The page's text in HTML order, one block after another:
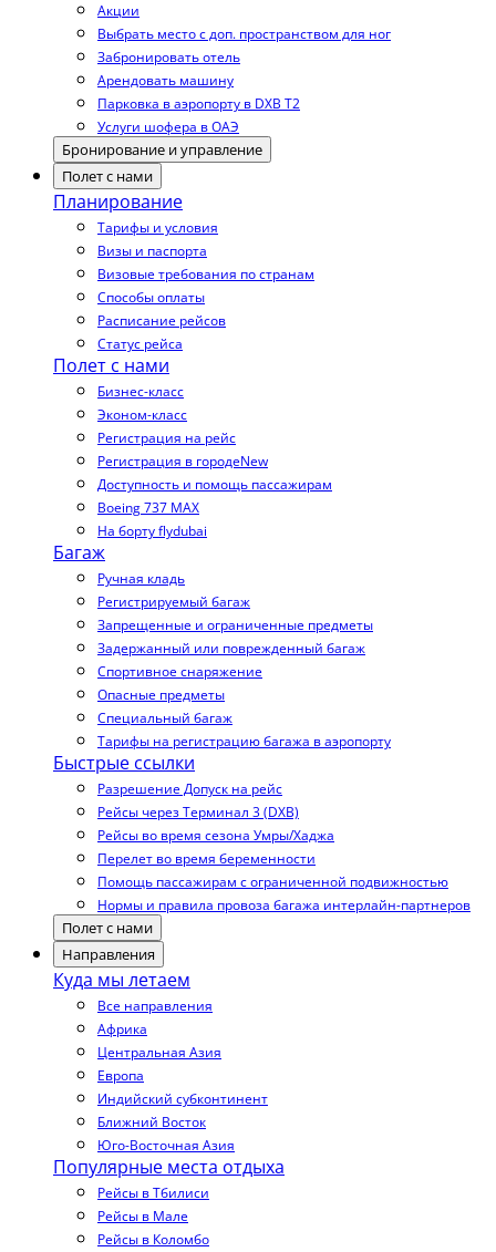
Акции
Выбрать место с доп. пространством для ног
Забронировать отель
Арендовать машину
Парковка в аэропорту в DXB T2
Услуги шофера в ОАЭ
Бронирование и управление
Полет с нами
Планирование
Тарифы и условия
Визы и паспорта
Визовые требования по странам
Способы оплаты
Расписание рейсов
Статус рейса
Полет с нами
Бизнес-класс
Эконом-класс
Регистрация на рейс
Регистрация в городеNew
Доступность и помощь пассажирам
Boeing 737 MAX
На борту flydubai
Багаж
Ручная кладь
Регистрируемый багаж
Запрещенные и ограниченные предметы
Задержанный или поврежденный багаж
Спортивное снаряжение
Опасные предметы
Специальный багаж
Тарифы на регистрацию багажа в аэропорту
Быстрые ссылки
Разрешение Допуск на рейс
Рейсы через Терминал 3 (DXB)
Рейсы во время сезона Умры/Хаджа
Перелет во время беременности
Помощь пассажирам с ограниченной подвижностью
Нормы и правила провоза багажа интерлайн-партнеров
Полет с нами
Направления
Куда мы летаем
Все направления
Африка
Центральная Азия
Европа
Индийский субконтинент
Ближний Восток
Юго-Восточная Азия
Популярные места отдыха
Рейсы в Тбилиси
Рейсы в Мале
Рейсы в Коломбо